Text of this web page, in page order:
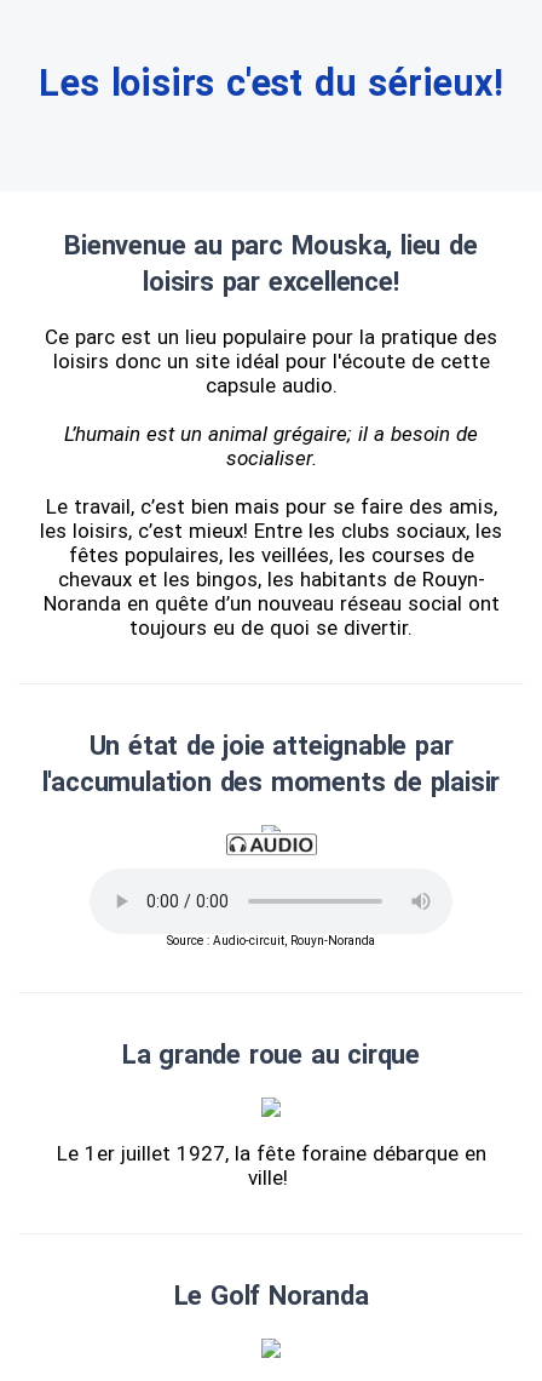
Les loisirs c'est du sérieux!
Bienvenue au parc Mouska, lieu de
loisirs par excellence!
Ce parc est un lieu populaire pour la pratique des
loisirs donc un site idéal pour l'écoute de cette
capsule audio.
L’humain est un animal grégaire; il a besoin de
socialiser.
Le travail, c’est bien mais pour se faire des amis,
les loisirs, c’est mieux! Entre les clubs sociaux, les
fêtes populaires, les veillées, les courses de
chevaux et les bingos, les habitants de Rouyn-
Noranda en quête d’un nouveau réseau social ont
toujours eu de quoi se divertir.
Un état de joie atteignable par
l'accumulation des moments de plaisir
Source : Audio-circuit, Rouyn-Noranda
La grande roue au cirque
Le 1er juillet 1927, la fête foraine débarque en
ville!
Le Golf Noranda